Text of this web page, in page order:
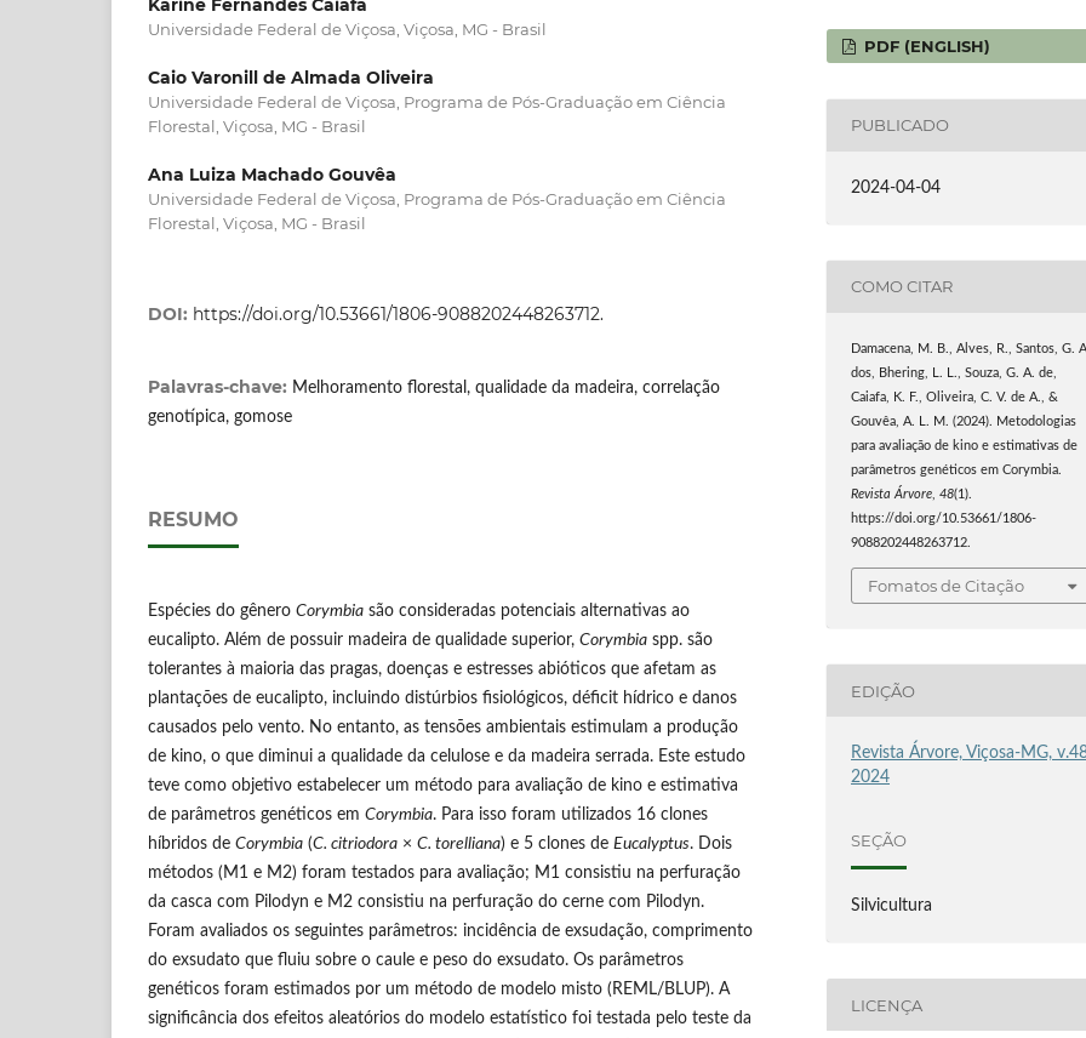
Karine Fernandes Caiafa
Universidade Federal de Viçosa, Viçosa, MG - Brasil
Caio Varonill de Almada Oliveira
Universidade Federal de Viçosa, Programa de Pós-Graduação em Ciência
Florestal, Viçosa, MG - Brasil
Ana Luiza Machado Gouvêa
Universidade Federal de Viçosa, Programa de Pós-Graduação em Ciência
Florestal, Viçosa, MG - Brasil
DOI: https://doi.org/10.53661/1806-9088202448263712.
Palavras-chave: Melhoramento florestal, qualidade da madeira, correlação
genotípica, gomose
RESUMO
Espécies do gênero Corymbia são consideradas potenciais alternativas ao
eucalipto. Além de possuir madeira de qualidade superior, Corymbia spp. são
tolerantes à maioria das pragas, doenças e estresses abióticos que afetam as
plantações de eucalipto, incluindo distúrbios fisiológicos, déficit hídrico e danos
causados pelo vento. No entanto, as tensões ambientais estimulam a produção
de kino, o que diminui a qualidade da celulose e da madeira serrada. Este estudo
teve como objetivo estabelecer um método para avaliação de kino e estimativa
de parâmetros genéticos em Corymbia. Para isso foram utilizados 16 clones
híbridos de Corymbia (C. citriodora × C. torelliana) e 5 clones de Eucalyptus. Dois
métodos (M1 e M2) foram testados para avaliação; M1 consistiu na perfuração
da casca com Pilodyn e M2 consistiu na perfuração do cerne com Pilodyn.
Foram avaliados os seguintes parâmetros: incidência de exsudação, comprimento
do exsudato que fluiu sobre o caule e peso do exsudato. Os parâmetros
genéticos foram estimados por um método de modelo misto (REML/BLUP). A
significância dos efeitos aleatórios do modelo estatístico foi testada pelo teste da
PDF (ENGLISH)
PUBLICADO
2024-04-04
COMO CITAR
Damacena, M. B., Alves, R., Santos, G. A.
dos, Bhering, L. L., Souza, G. A. de,
Caiafa, K. F., Oliveira, C. V. de A., &
Gouvêa, A. L. M. (2024). Metodologias
para avaliação de kino e estimativas de
parâmetros genéticos em Corymbia.
Revista Árvore ,48(1).
https://doi.org/10.53661/1806-
9088202448263712.
Fomatos de Citação
EDIÇÃO
Revista Árvore, Viçosa-MG,
2024
SEÇÃO
Silvicultura
LICENÇA